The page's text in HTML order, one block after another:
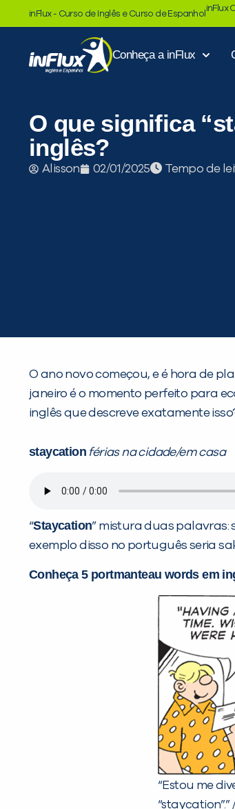
inFlux - Curso de Inglês e Curso de Espanhol
inFlux
Conheça a inFlux
O que significa
inglês?
Alisson 02/01/2025 Tempo de
O ano novo começou, e é hora de
janeiro é o momento perfeito para
inglês que descreve exatamente
staycation férias na cidade/em casa
“Staycation” mistura duas palavras:
exemplo disso no português seria
Conheça 5 portmanteau words em
“Estou me